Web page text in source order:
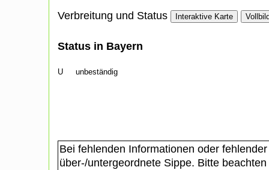
Verbreitung und Status Interaktive Karte
Status in Bayern
U unbeständig
Bei fehlenden Informationen oder
über-/untergeordnete Sippe. Bitte